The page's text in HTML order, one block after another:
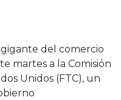
gigante del comercio
martes a la Comisión
Unidos (FTC), un